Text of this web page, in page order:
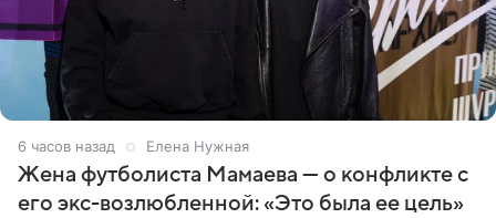
6 часов назад Елена Нужная
Жена футболиста Мамаева — о конфликте с
его экс-возлюбленной: «Это была ее цель»